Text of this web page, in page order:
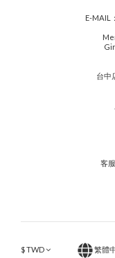
E-MAIL
台中
客
$TWD 繁體